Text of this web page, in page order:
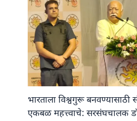
भारताला विश्वगुरू बनवण्यासाठी
एकबळ महत्त्वाचे: सरसंघचालक